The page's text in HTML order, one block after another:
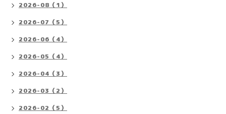
2026-08（1）
2026-07（5）
2026-06（4）
2026-05（4）
2026-04（3）
2026-03（2）
2026-02（5）